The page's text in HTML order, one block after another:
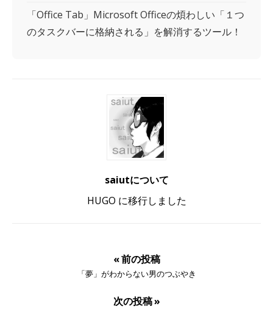
「Office Tab」Microsoft Officeの煩わしい「１つ
のタスクバーに格納される」を解消するツール！
saiutについて
HUGO に移行しました
« 前の投稿
「夢」がわからない男のつぶやき
次の投稿 »